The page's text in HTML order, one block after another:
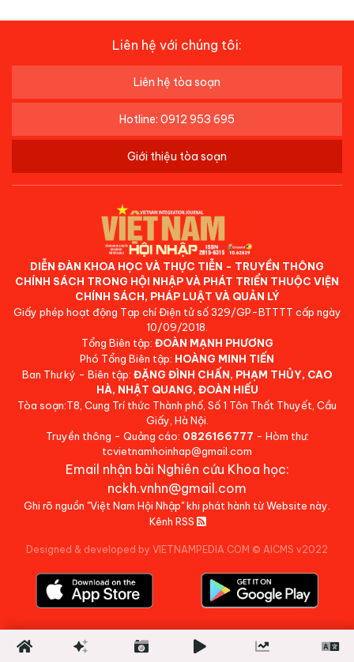
Liên hệ với chúng tôi:
Liên hệ tòa soạn
Hotline: 0912 953 695
Giới thiệu tòa soạn
DIỄN ĐÀN KHOA HỌC VÀ THỰC TIỄN - TRUYỀN THÔNG
CHÍNH SÁCH TRONG HỘI NHẬP VÀ PHÁT TRIỂN THUỘC VIỆN
CHÍNH SÁCH, PHÁP LUẬT VÀ QUẢN LÝ
Giấy phép hoạt động Tạp chí Điện tử số 329/GP-BTTTT cấp ngày
10/09/2018.
Tổng Biên tập: ĐOÀN MẠNH PHƯƠNG
Phó Tổng Biên tập: HOÀNG MINH TIẾN
Ban Thư ký - Biên tập: ĐẶNG ĐÌNH CHẤN, PHẠM THỦY, CAO
HÀ, NHẬT QUANG, ĐOÀN HIẾU
Tòa soạn:T8, Cung Trí thức Thành phố, Số 1 Tôn Thất Thuyết, Cầu
Giấy, Hà Nội.
Truyền thông - Quảng cáo: 0826166777 - Hòm thư:
tcvietnamhoinhap@gmail.com
Email nhận bài Nghiên cứu Khoa học:
nckh.vnhn@gmail.com
Ghi rõ nguồn "Việt Nam Hội Nhập" khi phát hành từ Website này.
Kênh RSS
Designed & developed by VIETNAMPEDIA.COM © AICMS v2022